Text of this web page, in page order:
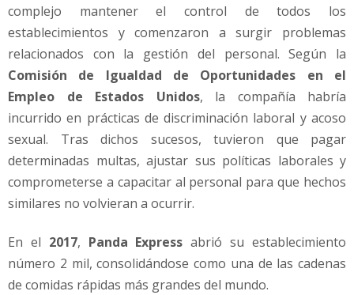
complejo mantener el control de todos los
establecimientos y comenzaron a surgir problemas
relacionados con la gestión del personal. Según la
Comisión de Igualdad de Oportunidades en el
Empleo de Estados Unidos, la compañía habría
incurrido en prácticas de discriminación laboral y acoso
sexual. Tras dichos sucesos, tuvieron que pagar
determinadas multas, ajustar sus políticas laborales y
comprometerse a capacitar al personal para que hechos
similares no volvieran a ocurrir.
En el 2017, Panda Express abrió su establecimiento
número 2 mil, consolidándose como una de las cadenas
de comidas rápidas más grandes del mundo.